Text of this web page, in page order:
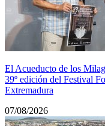
El Acueducto de los
39º edición del Festival
Extremadura
07/08/2026